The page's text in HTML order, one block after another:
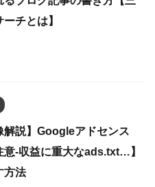
チとは】
解説】Googleアドセンス
意‐収益に重大なads.txt…】
方法